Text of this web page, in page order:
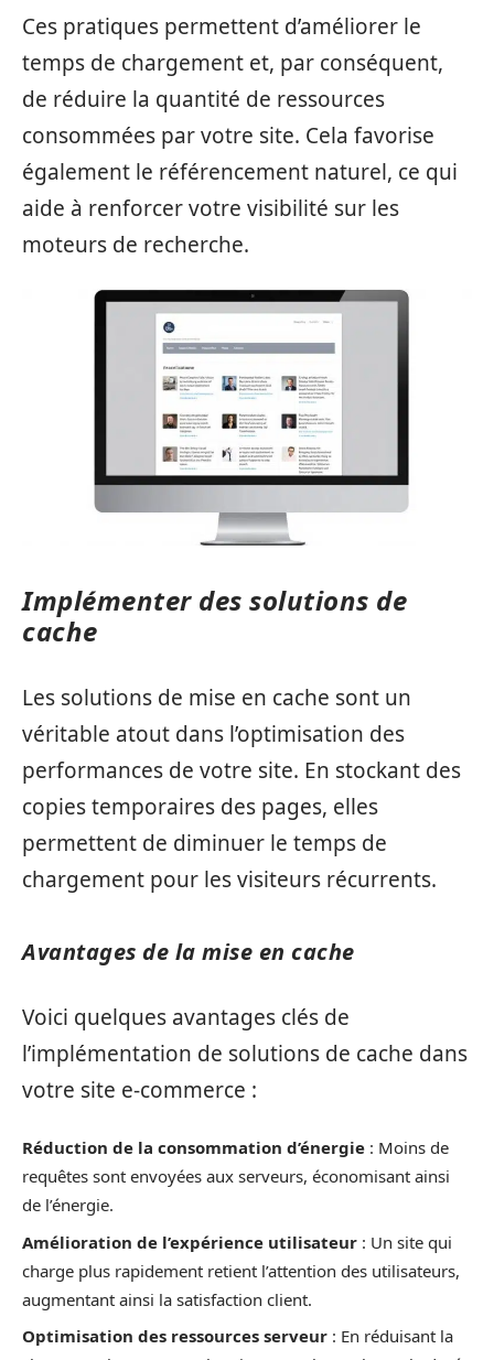
Ces pratiques permettent d’améliorer le
temps de chargement et, par conséquent,
de réduire la quantité de ressources
consommées par votre site. Cela favorise
également le référencement naturel, ce qui
aide à renforcer votre visibilité sur les
moteurs de recherche.
Implémenter des solutions de
cache
Les solutions de mise en cache sont un
véritable atout dans l’optimisation des
performances de votre site. En stockant des
copies temporaires des pages, elles
permettent de diminuer le temps de
chargement pour les visiteurs récurrents.
Avantages de la mise en cache
Voici quelques avantages clés de
l’implémentation de solutions de cache dans
votre site e-commerce :
Réduction de la consommation d’énergie : Moins de
requêtes sont envoyées aux serveurs, économisant ainsi
de l’énergie.
Amélioration de l’expérience utilisateur : Un site qui
charge plus rapidement retient l’attention des utilisateurs,
augmentant ainsi la satisfaction client.
Optimisation des ressources serveur : En réduisant la